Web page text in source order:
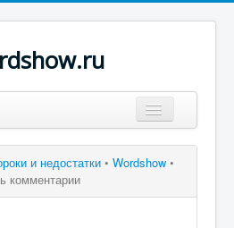
и недостатки • Wordshow •
комментарии